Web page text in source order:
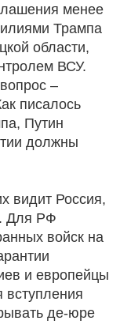
менее
Трампа
области,
ВСУ.
–
писалось
Путин
должны
видит Россия,
Для РФ
войск на
и европейцы
вступления
де-юре